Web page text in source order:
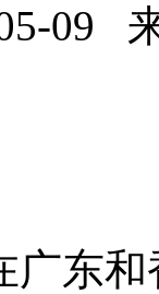
05-09
广东